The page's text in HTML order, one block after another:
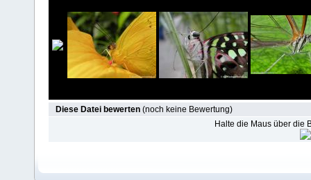
Diese Datei bewerten (noch keine Bewertung)
Halte die Maus über die